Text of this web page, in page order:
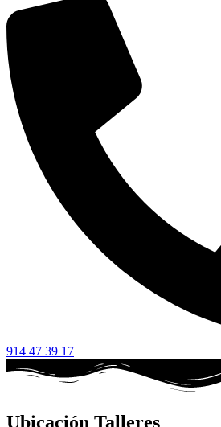
914 47 39 17
Ubicación Talleres